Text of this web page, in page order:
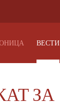
ВЕСТИ
ЗА